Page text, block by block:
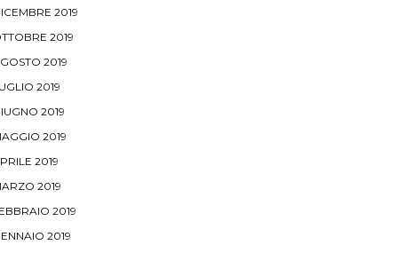
2019
2019
2019
2019
2019
2019
2019
2019
2019
2019